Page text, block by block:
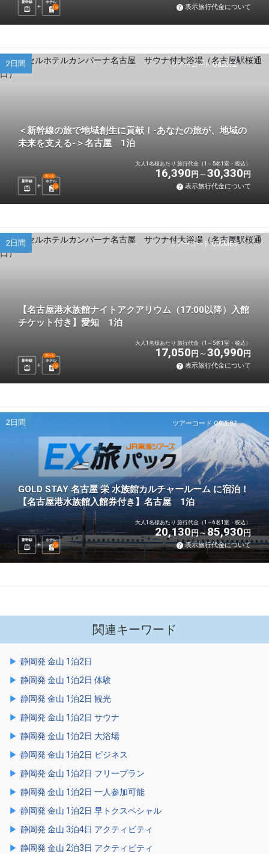
新幹線
ホテル
1 泊 表示旅行代金について
ツアーコード Q02C5Z
2日間
＜新幹線の旅で地域創生に貢献！-あなたの旅が、地域の
未来を支える-＞名古屋 1泊
新幹線 ホテル
選べる
1 泊
大人1名様あたり 旅行代金（1～5名1室・税込）
16,390 円 30,330 円
表示旅行代金について
ツアーコード Q02ME3
2日間
【名古屋港水族館ナイトアクアリウム（17:00以降）入館
チケット付き】愛知 1泊
新幹線 ホテル
選べる
1 泊
大人1名様あたり 旅行代金（1～5名1室・税込）
17,050 円 30,990 円
表示旅行代金について
ツアーコード Q02E87
2日間
GOLD STAY 名古屋 栄 水族館カルチャールーム に宿泊！
【名古屋港水族館入館券付き】名古屋 1泊
新幹線
ホテル
1 泊
大人1名様あたり 旅行代金（1～6名1室・税込）
20,130円 85,930円
表示旅行代金について
関連キーワード
静岡発 金山 1泊2日
静岡発 金山 1泊2日 体験
静岡発 金山 1泊2日 観光
静岡発 金山 1泊2日 サウナ
静岡発 金山 1泊2日 大浴場
静岡発 金山 1泊2日 ビジネス
静岡発 金山 1泊2日 フリープラン
静岡発 金山 1泊2日 一人参加可能
静岡発 金山 1泊2日 早トクスペシャル
静岡発 金山 3泊4日 アクティビティ
静岡発 金山 2泊3日 アクティビティ